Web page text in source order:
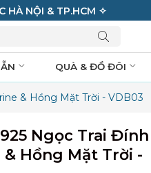
ĐƠN HÀNG 950K ✧
QUÀ & ĐỒ ĐÔI
& Hồng Mặt Trời - VDB03
Ngọc Trai
Hồng Mặt Trời -